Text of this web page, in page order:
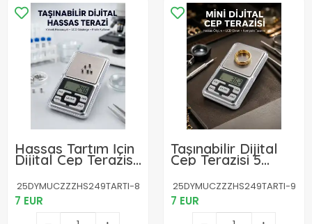
Hassas Tartım İçin
Dijital Cep Terazisi
Sayma Modlu Yeni
Nesil
25DYMUCZZZHS249TARTI-8
7 EUR
Taşınabilir Dijital
Cep Terazisi 5
Ölçüm Birimli Yeni
Nesil
25DYMUCZZZHS249TARTI-9
7 EUR